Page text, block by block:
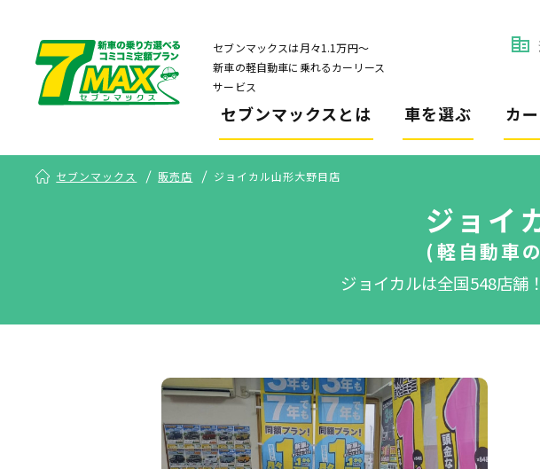
セブンマックスは月々1.1万円〜
新車の軽自動車に乗れるカーリース
サービス
セブンマックスとは 車を選ぶ カ
セブンマックス 販売店 ジョイカル山形大野目店
ジョイ
(軽自動車
ジョイカルは全国548店舗！